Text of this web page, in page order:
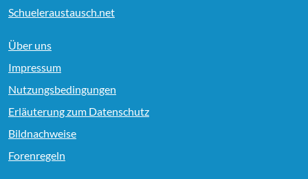
Schueleraustausch.net
Über uns
Impressum
Nutzungsbedingungen
Erläuterung zum Datenschutz
Bildnachweise
Forenregeln